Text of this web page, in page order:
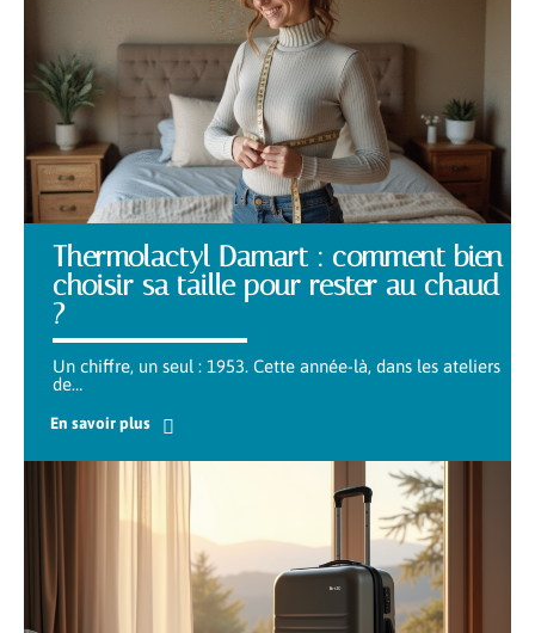
Thermolactyl Damart : comment bien
choisir sa taille pour rester au chaud
?
Un chiffre, un seul : 1953. Cette année-là, dans les ateliers
de…
En savoir plus